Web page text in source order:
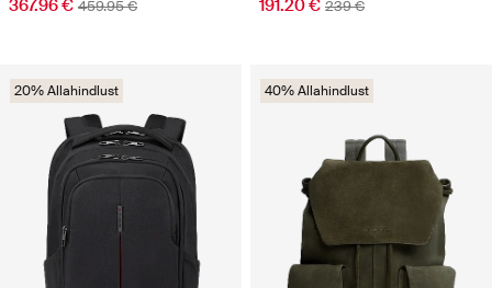
367.96 € 459.95 € 191.20 € 239 €
20% Allahindlust 40% Allahindlust